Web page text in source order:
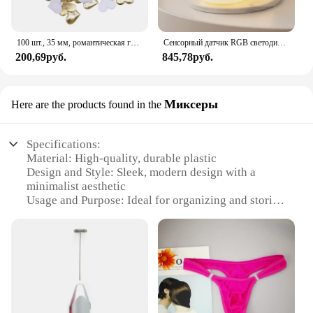
100 шт., 35 мм, романтическая губка, атласная ткань, лепестки в форме сердца, свадебные конфетти, настольная кровать, лепестки в форме сердца, свадебное украшение на день Святого Валентина
200,69руб.
Сенсорный датчик RGB светодиодный ночник с кроликом, 16 цветов, USB перезаряжаемая силиконовая лампа в виде кролика для детей, детские игрушки, подарок на фестиваль
845,78руб.
Here are the products found in the Миксеры
Specifications:
Material: High-quality, durable plastic
Design and Style: Sleek, modern design with a
minimalist aesthetic
Usage and Purpose: Ideal for organizing and storing
Performance and Property: Sturdy and easy to clean
Shape or Size or Weight or Quantity: Compact,
Parts and Accessories: Comes with a variety of
compartments for efficient organization